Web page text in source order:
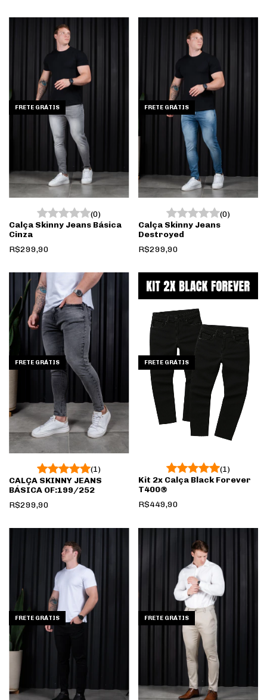
FRETE GRÁTIS
(0)
Calça Skinny Jeans Básica
Cinza
R$299,90
FRETE GRÁTIS
(0)
Calça Skinny Jeans
Destroyed
R$299,90
FRETE GRÁTIS
(1)
CALÇA SKINNY JEANS
BÁSICA OF:199/252
R$299,90
FRETE GRÁTIS
(1)
Kit 2x Calça Black Forever
T400®️
R$449,90
FRETE GRÁTIS FRETE GRÁTIS